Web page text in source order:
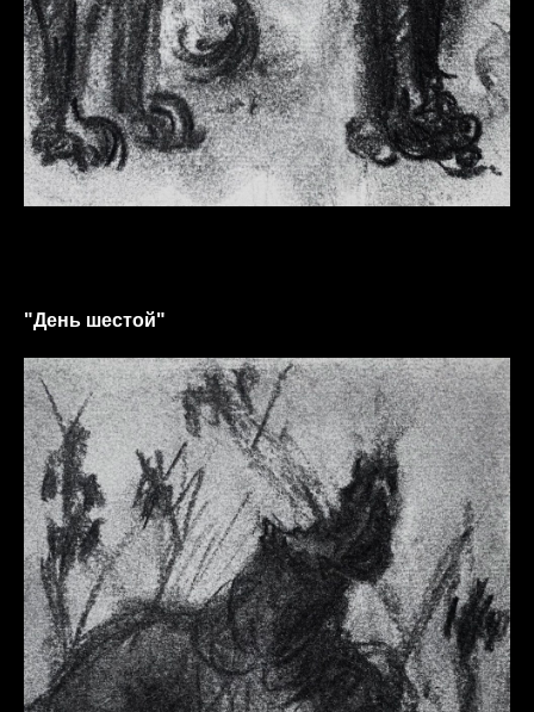
"День шестой"